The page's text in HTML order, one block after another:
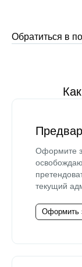
Обратиться в
Оформите
текущий
Оформить